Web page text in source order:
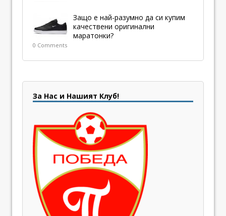
Защо е най-разумно да си купим
качествени оригинални
маратонки?
0 Comments
За Нас и Нашият Клуб!